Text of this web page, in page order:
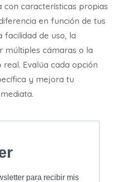
características propias
en función de tus
facilidad de uso, la
múltiples cámaras o la
Evalúa cada opción
y mejora tu